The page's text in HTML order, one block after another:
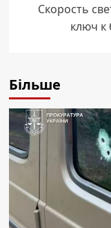
Скорость
ключ к
Більше